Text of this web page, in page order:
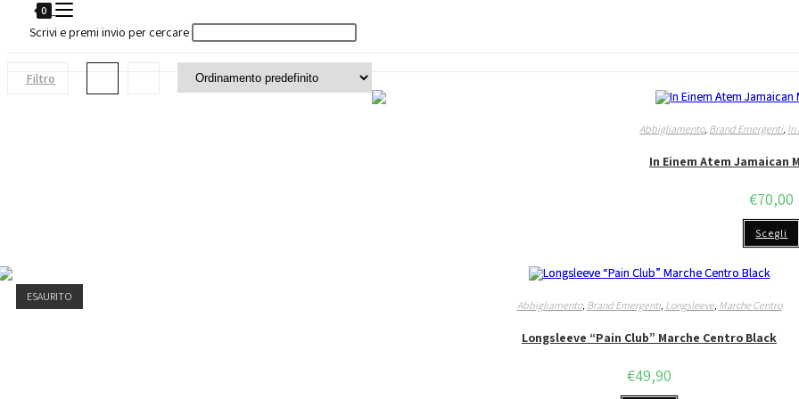
la
ricerca
sito
0
Scrivi e premi invio per cercare
Filtro
Abbigliamento, Brand Emergenti, In
In Einem Atem Jamaican
€70,00
Scegli
ESAURITO
Abbigliamento, Brand Emergenti, Longsleeve, Marche Centro
Longsleeve “Pain Club” Marche Centro Black
€49,90